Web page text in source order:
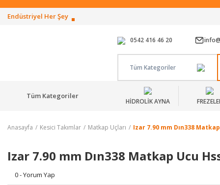
Endüstriyel Her Şey
0542 416 46 20
Tüm Kategoriler
Tüm Kategoriler
HİDROLİK AYNA
Anasayfa Kesici Takımlar Matkap Uçları Izar 7.90 mm Dın338
Izar 7.90 mm Dın338 Matkap Ucu
0 - Yorum Yap